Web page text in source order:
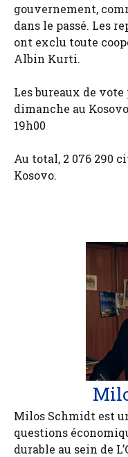
gouvernement,
dans le passé. Les
ont exclu toute
Albin Kurti.
Les bureaux de
dimanche au
19h00
Au total, 2 076 290
Kosovo.
Milos Schmidt est
questions
durable au sein de